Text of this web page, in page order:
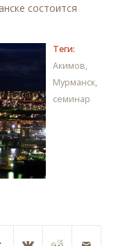
состоится
Теги:
Акимов,
Мурманск,
семинар